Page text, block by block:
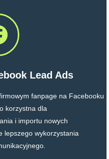
Lead Ads
fanpage na Facebooku
korzystna dla
i importu nowych
lepszego wykorzystania